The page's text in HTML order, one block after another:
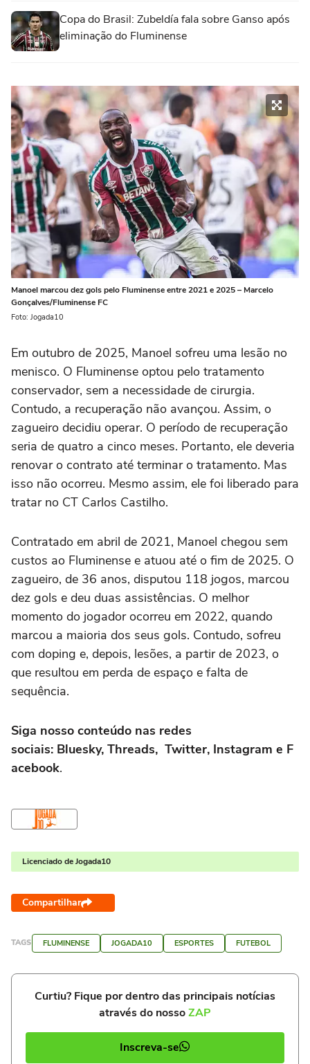
Copa do Brasil: Zubeldía fala sobre Ganso após
eliminação do Fluminense
Manoel marcou dez gols pelo Fluminense entre 2021 e 2025 – Marcelo
Gonçalves/Fluminense FC
Foto: Jogada10
Em outubro de 2025, Manoel sofreu uma lesão no
menisco. O Fluminense optou pelo tratamento
conservador, sem a necessidade de cirurgia.
Contudo, a recuperação não avançou. Assim, o
zagueiro decidiu operar. O período de recuperação
seria de quatro a cinco meses. Portanto, ele deveria
renovar o contrato até terminar o tratamento. Mas
isso não ocorreu. Mesmo assim, ele foi liberado para
tratar no CT Carlos Castilho.
Contratado em abril de 2021, Manoel chegou sem
custos ao Fluminense e atuou até o fim de 2025. O
zagueiro, de 36 anos, disputou 118 jogos, marcou
dez gols e deu duas assistências. O melhor
momento do jogador ocorreu em 2022, quando
marcou a maioria dos seus gols. Contudo, sofreu
com doping e, depois, lesões, a partir de 2023, o
que resultou em perda de espaço e falta de
sequência.
Siga nosso conteúdo nas redes
sociais: Bluesky, Threads, Twitter, Instagram e F
acebook.
Licenciado de Jogada10
Compartilhar
TAGS FLUMINENSE JOGADA10 ESPORTES FUTEBOL
Curtiu? Fique por dentro das principais notícias
através do nossoZAP
Inscreva-se